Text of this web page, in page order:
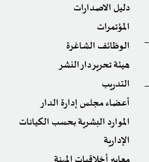
دليل الاصدارات
المؤتمرات
الوظائف الشاغرة
هيئة تحرير دار النشر
التدريب
أعضاء مجلس إدارة الدار
الموارد البشرية بحسب الكيانات
الإدارية